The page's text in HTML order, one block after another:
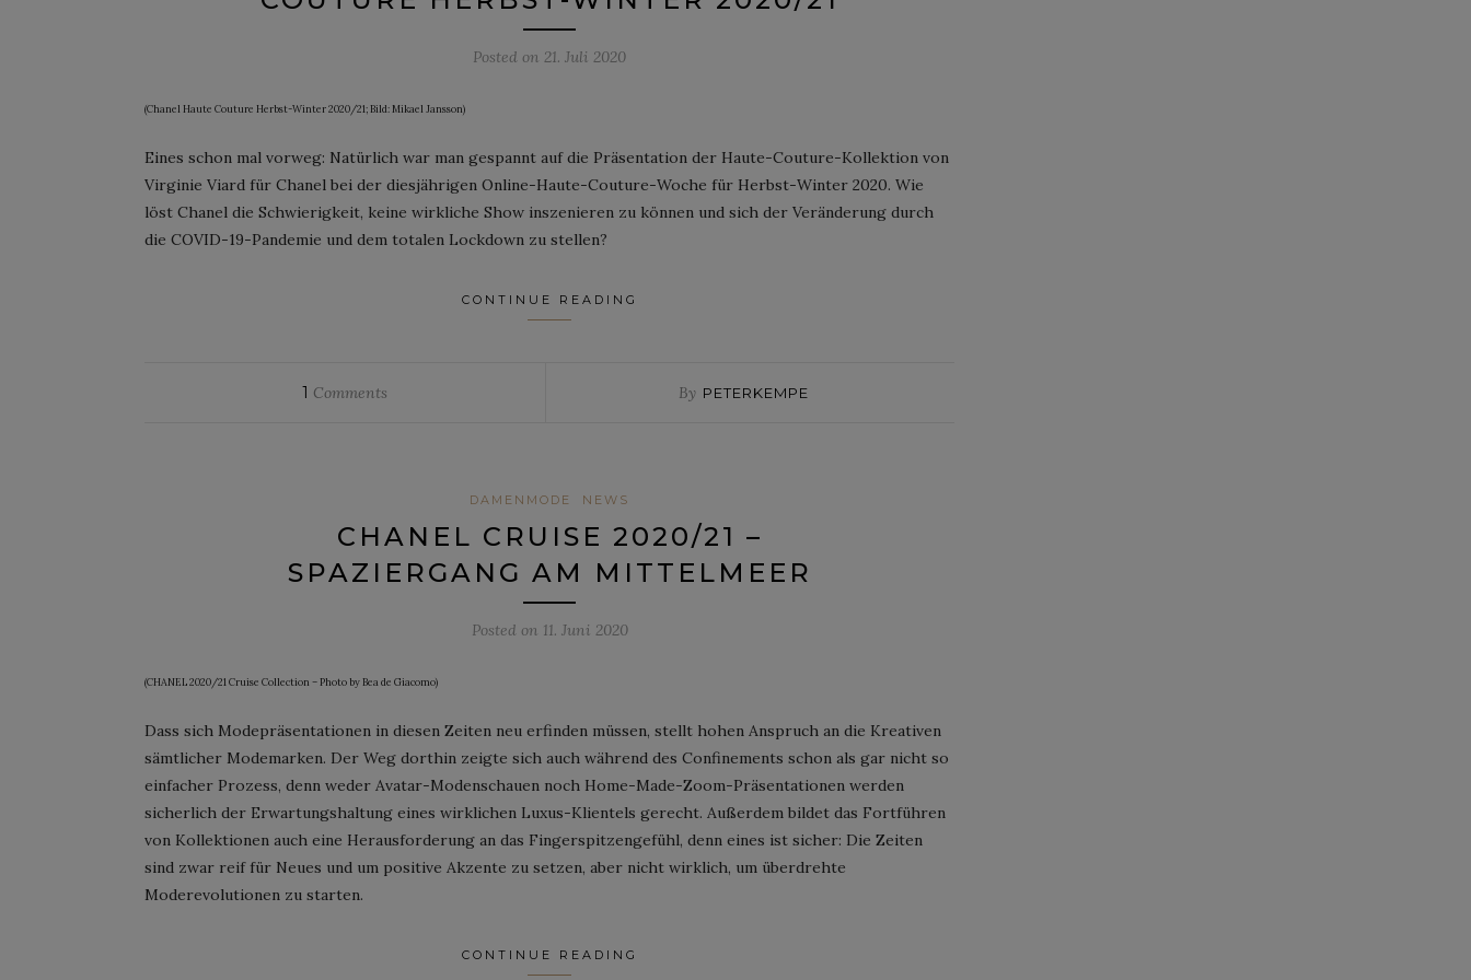
Posted on 21. Juli 2020
(Chanel Haute Couture Herbst-Winter 2020/21; Bild: Mikael Jansson)
Eines schon mal vorweg: Natürlich war man gespannt auf die Präsentation der Haute-Couture-Kollektion von
Virginie Viard für Chanel bei der diesjährigen Online-Haute-Couture-Woche für Herbst-Winter 2020. Wie
löst Chanel die Schwierigkeit, keine wirkliche Show inszenieren zu können und sich der Veränderung durch
die COVID-19-Pandemie und dem totalen Lockdown zu stellen?
CONTINUE READING
1 Comments By PETERKEMPE
DAMENMODE NEWS
CHANEL CRUISE 2020/21 –
SPAZIERGANG AM MITTELMEER
Posted on 11. Juni 2020
(CHANEL 2020/21 Cruise Collection – Photo by Bea de Giacomo)
Dass sich Modepräsentationen in diesen Zeiten neu erfinden müssen, stellt hohen Anspruch an die Kreativen
sämtlicher Modemarken. Der Weg dorthin zeigte sich auch während des Confinements schon als gar nicht so
einfacher Prozess, denn weder Avatar-Modenschauen noch Home-Made-Zoom-Präsentationen werden
sicherlich der Erwartungshaltung eines wirklichen Luxus-Klientels gerecht. Außerdem bildet das Fortführen
von Kollektionen auch eine Herausforderung an das Fingerspitzengefühl, denn eines ist sicher: Die Zeiten
sind zwar reif für Neues und um positive Akzente zu setzen, aber nicht wirklich, um überdrehte
Moderevolutionen zu starten.
CONTINUE READING